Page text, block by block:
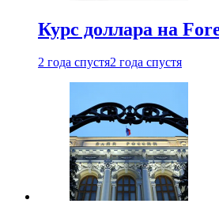
Курс доллара на
2 года спустя2 года спустя